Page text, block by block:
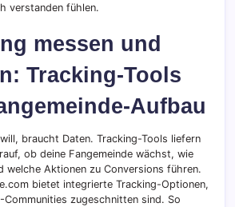
verstanden fühlen.
messen und
Tracking-Tools
Aufbau
braucht Daten. Tracking-Tools liefern
ob deine Fangemeinde wächst, wie
welche Aktionen zu Conversions führen.
bietet integrierte Tracking-Optionen,
zugeschnitten sind. So